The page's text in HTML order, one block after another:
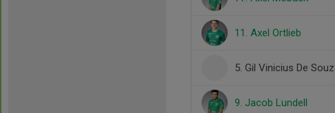
11. Axel Ortlieb
5. Gil Vinicius De
9. Jacob Lundell